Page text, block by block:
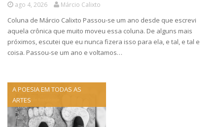
ago 4, 2026 Márcio Calixto
Coluna de Márcio Calixto Passou-se um ano desde que escrevi
aquela crônica que muito moveu essa coluna. De alguns mais
próximos, escutei que eu nunca fizera isso para ela, e tal, e tal e
coisa. Passou-se um ano e voltamos…
A POESIA EM TODAS AS
ARTES